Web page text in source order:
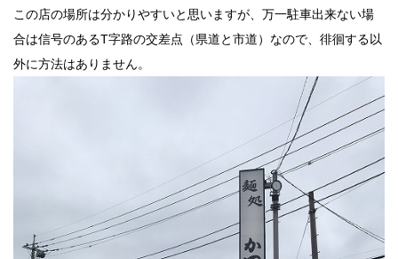
この店の場所は分かりやすいと思いますが、万一駐車出来ない場
合は信号のあるT字路の交差点（県道と市道）なので、徘徊する以
外に方法はありません。